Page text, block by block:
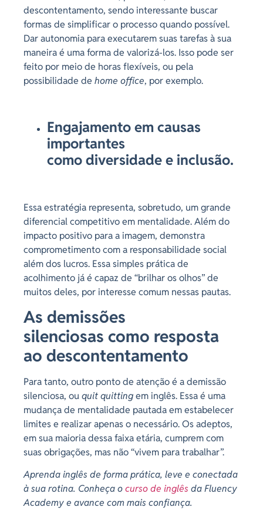
descontentamento, sendo interessante buscar
formas de simplificar o processo quando possível.
Dar autonomia para executarem suas tarefas à sua
maneira é uma forma de valorizá-los. Isso pode ser
feito por meio de horas flexíveis, ou pela
possibilidade de home office, por exemplo.
Engajamento em causas
importantes
como diversidade e inclusão.
Essa estratégia representa, sobretudo, um grande
diferencial competitivo em mentalidade. Além do
impacto positivo para a imagem, demonstra
comprometimento com a responsabilidade social
além dos lucros. Essa simples prática de
acolhimento já é capaz de “brilhar os olhos” de
muitos deles, por interesse comum nessas pautas.
As demissões
silenciosas como resposta
ao descontentamento
Para tanto, outro ponto de atenção é a demissão
silenciosa, ouquit quittingem inglês. Essa é uma
mudança de mentalidade pautada em estabelecer
limites e realizar apenas o necessário. Os adeptos,
em sua maioria dessa faixa etária, cumprem com
suas obrigações, mas não “vivem para trabalhar”.
Aprenda inglês de forma prática, leve e conectada
à sua rotina. Conheça ocurso de inglês da Fluency
Academy e avance com mais confiança.